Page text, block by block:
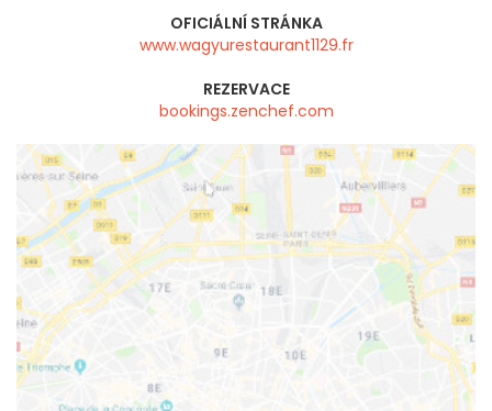
OFICIÁLNÍ STRÁNKA
www.wagyurestaurant1129.fr
REZERVACE
bookings.zenchef.com